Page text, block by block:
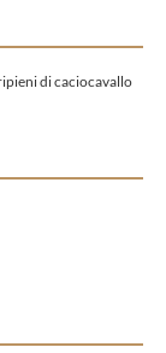
di caciocavallo